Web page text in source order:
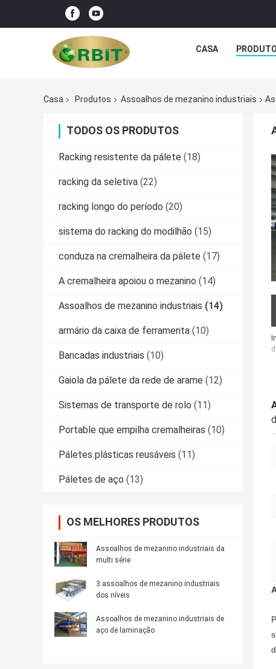
CASA
Casa Produtos Assoalhos de mezanino industriais
TODOS OS PRODUTOS
Racking resistente da pálete (18)
racking da seletiva (22)
racking longo do período (20)
sistema do racking do modilhão (15)
conduza na cremalheira da pálete (17)
A cremalheira apoiou o mezanino (14)
Assoalhos de mezanino industriais (14)
armário da caixa de ferramenta (10)
Bancadas industriais (10)
Gaiola da pálete da rede de arame (12)
Sistemas de transporte de rolo (11)
Portable que empilha cremalheiras (10)
Páletes plásticas reusáveis (11)
Páletes de aço (13)
OS MELHORES PRODUTOS
Assoalhos de mezanino industriais da
multi série
3 assoalhos de mezanino industriais
dos níveis
Assoalhos de mezanino industriais de
aço de laminação